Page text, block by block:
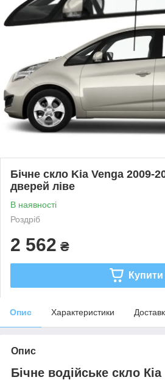
Бічне скло Kia Venga 2009-
дверей ліве
В наявності
Роздріб
2 562 ₴
Купити
Опис Характеристики
Опис
Бічне водійське скло